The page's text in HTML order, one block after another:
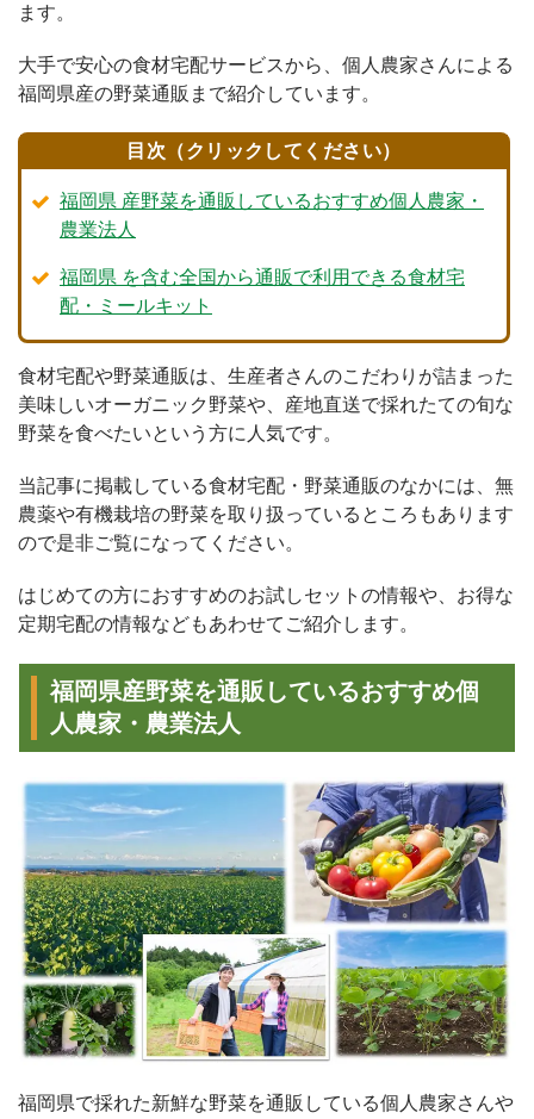
ます。
大手で安心の食材宅配サービスから、個人農家さんによる
福岡県産の野菜通販まで紹介しています。
目次（クリックしてください）
福岡県 産野菜を通販しているおすすめ個人農家・
農業法人
福岡県 を含む全国から通販で利用できる食材宅
配・ミールキット
食材宅配や野菜通販は、生産者さんのこだわりが詰まった
美味しいオーガニック野菜や、産地直送で採れたての旬な
野菜を食べたいという方に人気です。
当記事に掲載している食材宅配・野菜通販のなかには、無
農薬や有機栽培の野菜を取り扱っているところもあります
ので是非ご覧になってください。
はじめての方におすすめのお試しセットの情報や、お得な
定期宅配の情報などもあわせてご紹介します。
福岡県産野菜を通販しているおすすめ個
人農家・農業法人
福岡県で採れた新鮮な野菜を通販している個人農家さんや